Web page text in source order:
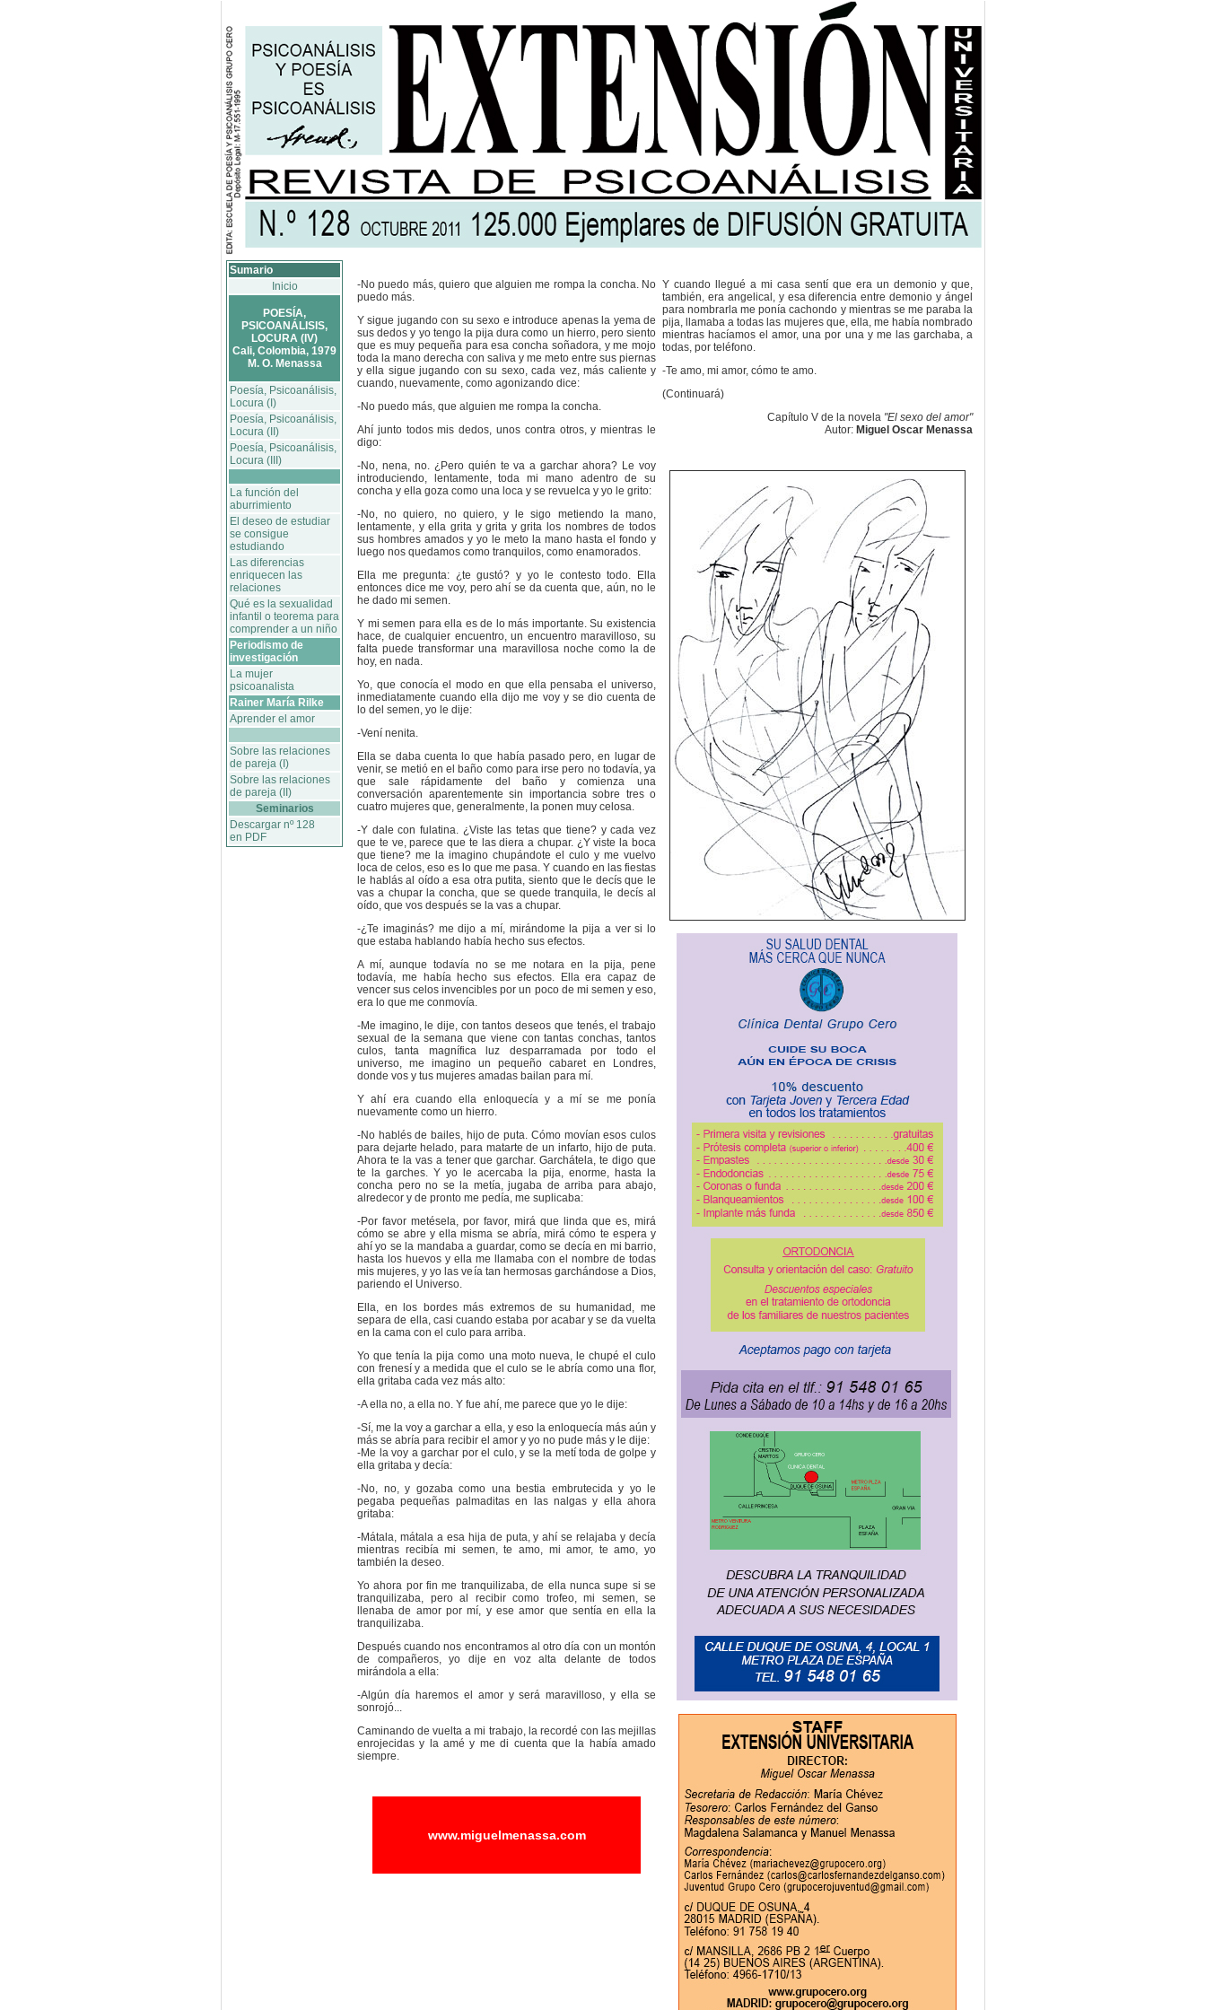
Sumario
Inicio
POESÍA,
PSICOANÁLISIS,
LOCURA (IV)
Cali, Colombia, 1979
M. O. Menassa
Poesía, Psicoanálisis,
Locura (I)
Poesía, Psicoanálisis,
Locura (II)
Poesía, Psicoanálisis,
Locura (III)
La función del
aburrimiento
El deseo de estudiar
se consigue
estudiando
Las diferencias
enriquecen las
relaciones
Qué es la sexualidad
infantil o teorema para
comprender a un niño
Periodismo de
investigación
La mujer
psicoanalista
Rainer María Rilke
Aprender el amor
Sobre las relaciones
de pareja (I)
Sobre las relaciones
de pareja (II)
Seminarios
Descargar nº 128
en PDF
-No puedo más, quiero que alguien me rompa la concha. No
puedo más.
Y sigue jugando con su sexo e introduce apenas la yema de
sus dedos y yo tengo la pija dura como un hierro, pero siento
que es muy pequeña para esa concha soñadora, y me mojo
toda la mano derecha con saliva y me meto entre sus piernas
y ella sigue jugando con su sexo, cada vez, más caliente y
cuando, nuevamente, como agonizando dice:
-No puedo más, que alguien me rompa la concha.
Ahí junto todos mis dedos, unos contra otros, y mientras le
digo:
-No, nena, no. ¿Pero quién te va a garchar ahora? Le voy
introduciendo, lentamente, toda mi mano adentro de su
concha y ella goza como una loca y se revuelca y yo le grito:
-No, no quiero, no quiero, y le sigo metiendo la mano,
lentamente, y ella grita y grita y grita los nombres de todos
sus hombres amados y yo le meto la mano hasta el fondo y
luego nos quedamos como tranquilos, como enamorados.
Ella me pregunta: ¿te gustó? y yo le contesto todo. Ella
entonces dice me voy, pero ahí se da cuenta que, aún, no le
he dado mi semen.
Y mi semen para ella es de lo más importante. Su existencia
hace, de cualquier encuentro, un encuentro maravilloso, su
falta puede transformar una maravillosa noche como la de
hoy, en nada.
Yo, que conocía el modo en que ella pensaba el universo,
inmediatamente cuando ella dijo me voy y se dio cuenta de
lo del semen, yo le dije:
-Vení nenita.
Ella se daba cuenta lo que había pasado pero, en lugar de
venir, se metió en el baño como para irse pero no todavía, ya
que sale rápidamente del baño y comienza una
conversación aparentemente sin importancia sobre tres o
cuatro mujeres que, generalmente, la ponen muy celosa.
-Y dale con fulatina. ¿Viste las tetas que tiene? y cada vez
que te ve, parece que te las diera a chupar. ¿Y viste la boca
que tiene? me la imagino chupándote el culo y me vuelvo
loca de celos, eso es lo que me pasa. Y cuando en las fiestas
le hablás al oído a esa otra putita, siento que le decís que le
vas a chupar la concha, que se quede tranquila, le decís al
oído, que vos después se la vas a chupar.
-¿Te imaginás? me dijo a mí, mirándome la pija a ver si lo
que estaba hablando había hecho sus efectos.
A mí, aunque todavía no se me notara en la pija, pene
todavía, me había hecho sus efectos. Ella era capaz de
vencer sus celos invencibles por un poco de mi semen y eso,
era lo que me conmovía.
-Me imagino, le dije, con tantos deseos que tenés, el trabajo
sexual de la semana que viene con tantas conchas, tantos
culos, tanta magnífica luz desparramada por todo el
universo, me imagino un pequeño cabaret en Londres,
donde vos y tus mujeres amadas bailan para mí.
Y ahí era cuando ella enloquecía y a mí se me ponía
nuevamente como un hierro.
-No hablés de bailes, hijo de puta. Cómo movían esos culos
para dejarte helado, para matarte de un infarto, hijo de puta.
Ahora te la vas a tener que garchar. Garchátela, te digo que
te la garches. Y yo le acercaba la pija, enorme, hasta la
concha pero no se la metía, jugaba de arriba para abajo,
alredecor y de pronto me pedía, me suplicaba:
-Por favor metésela, por favor, mirá que linda que es, mirá
cómo se abre y ella misma se abría, mirá cómo te espera y
ahí yo se la mandaba a guardar, como se decía en mi barrio,
hasta los huevos y ella me llamaba con el nombre de todas
mis mujeres, y yo las veía tan hermosas garchándose a Dios,
pariendo el Universo.
Ella, en los bordes más extremos de su humanidad, me
separa de ella, casi cuando estaba por acabar y se da vuelta
en la cama con el culo para arriba.
Yo que tenía la pija como una moto nueva, le chupé el culo
con frenesí y a medida que el culo se le abría como una flor,
ella gritaba cada vez más alto:
-A ella no, a ella no. Y fue ahí, me parece que yo le dije:
-Sí, me la voy a garchar a ella, y eso la enloquecía más aún y
más se abría para recibir el amor y yo no pude más y le dije:
-Me la voy a garchar por el culo, y se la metí toda de golpe y
ella gritaba y decía:
-No, no, y gozaba como una bestia embrutecida y yo le
pegaba pequeñas palmaditas en las nalgas y ella ahora
gritaba:
-Mátala, mátala a esa hija de puta, y ahí se relajaba y decía
mientras recibía mi semen, te amo, mi amor, te amo, yo
también la deseo.
Yo ahora por fin me tranquilizaba, de ella nunca supe si se
tranquilizaba, pero al recibir como trofeo, mi semen, se
llenaba de amor por mí, y ese amor que sentía en ella la
tranquilizaba.
Después cuando nos encontramos al otro día con un montón
de compañeros, yo dije en voz alta delante de todos
mirándola a ella:
-Algún día haremos el amor y será maravilloso, y ella se
sonrojó...
Caminando de vuelta a mi trabajo, la recordé con las mejillas
enrojecidas y la amé y me di cuenta que la había amado
siempre.
www.miguelmenassa.com
Y cuando llegué a mi casa sentí que era un demonio y que,
también, era angelical, y esa diferencia entre demonio y ángel
para nombrarla me ponía cachondo y mientras se me paraba la
pija, llamaba a todas las mujeres que, ella, me había nombrado
mientras hacíamos el amor, una por una y me las garchaba, a
todas, por teléfono.
-Te amo, mi amor, cómo te amo.
(Continuará)
Capítulo V de la novela "El sexo del amor"
Autor: Miguel Oscar Menassa